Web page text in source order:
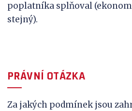
poplatníka splňoval
stejný).
PRÁVNÍ OTÁZKA
Za jakých podmínek jsou